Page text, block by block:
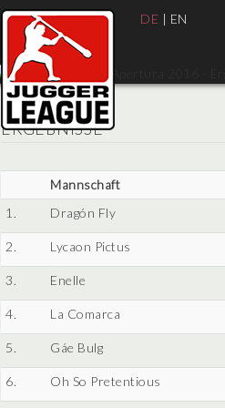
DE | EN
ERGEBNISSE
Mannschaft
1.
Dragón Fly
2. Lycaon Pictus
3. Enelle
4. La Comarca
5. Gáe Bulg
6. Oh So Pretentious